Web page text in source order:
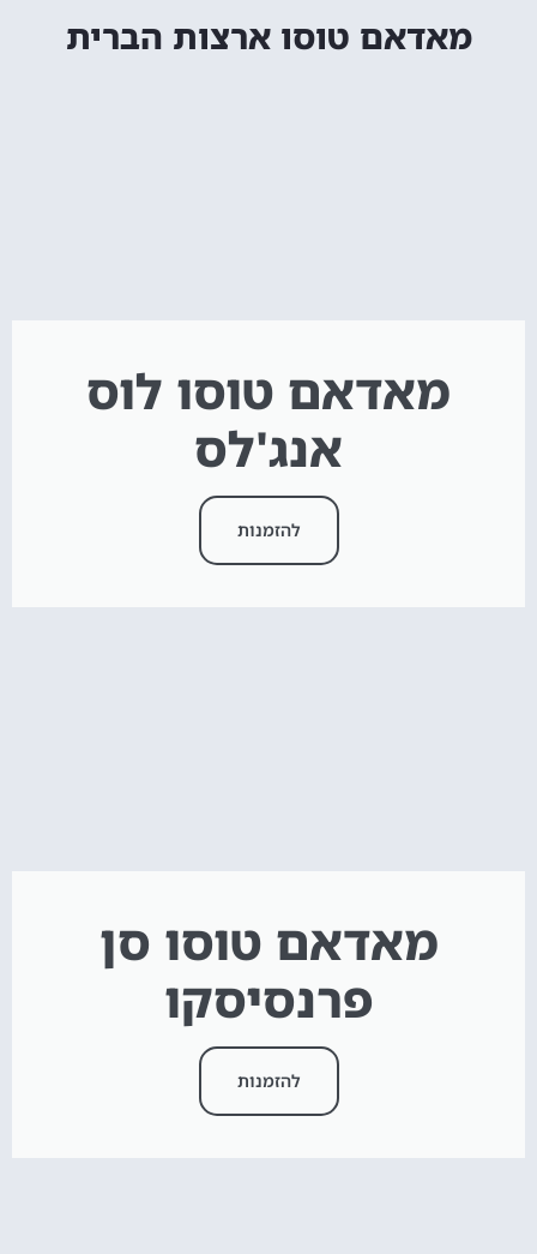
מאדאם טוסו ארצות הברית
מאדאם טוסו לוס
אנג'לס
להזמנות
מאדאם טוסו סן
פרנסיסקו
להזמנות